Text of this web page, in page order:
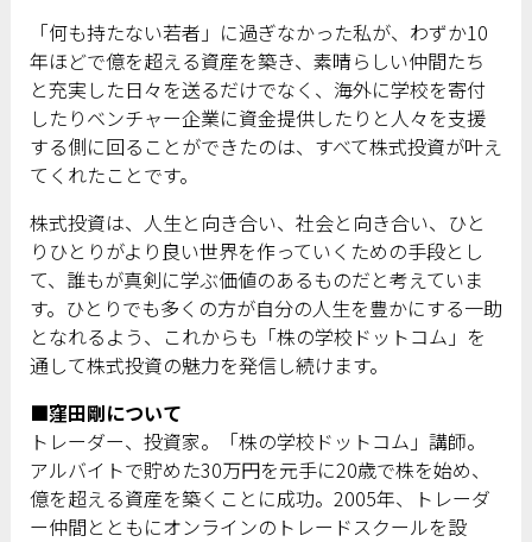
「何も持たない若者」に過ぎなかった私が、わずか10
年ほどで億を超える資産を築き、素晴らしい仲間たち
と充実した日々を送るだけでなく、海外に学校を寄付
したりベンチャー企業に資金提供したりと人々を支援
する側に回ることができたのは、すべて株式投資が叶え
てくれたことです。
株式投資は、人生と向き合い、社会と向き合い、ひと
りひとりがより良い世界を作っていくための手段とし
て、誰もが真剣に学ぶ価値のあるものだと考えていま
す。ひとりでも多くの方が自分の人生を豊かにする一助
となれるよう、これからも「株の学校ドットコム」を
通して株式投資の魅力を発信し続けます。
■窪田剛について
トレーダー、投資家。「株の学校ドットコム」講師。
アルバイトで貯めた30万円を元手に20歳で株を始め、
億を超える資産を築くことに成功。2005年、トレーダ
ー仲間とともにオンラインのトレードスクールを設